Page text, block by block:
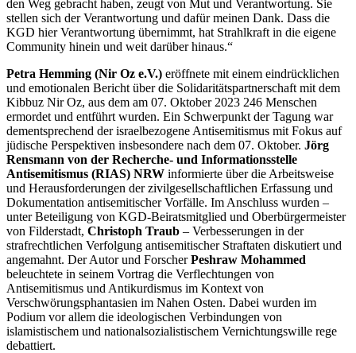
den Weg gebracht haben, zeugt von Mut und Verantwortung. Sie
stellen sich der Verantwortung und dafür meinen Dank. Dass die
KGD hier Verantwortung übernimmt, hat Strahlkraft in die eigene
Community hinein und weit darüber hinaus.“
Petra Hemming (Nir Oz e.V.) eröffnete mit einem eindrücklichen
und emotionalen Bericht über die Solidaritätspartnerschaft mit dem
Kibbuz Nir Oz, aus dem am 07. Oktober 2023 246 Menschen
ermordet und entführt wurden. Ein Schwerpunkt der Tagung war
dementsprechend der israelbezogene Antisemitismus mit Fokus auf
jüdische Perspektiven insbesondere nach dem 07. Oktober. Jörg
Rensmann von der Recherche- und Informationsstelle
Antisemitismus (RIAS) NRW informierte über die Arbeitsweise
und Herausforderungen der zivilgesellschaftlichen Erfassung und
Dokumentation antisemitischer Vorfälle. Im Anschluss wurden –
unter Beteiligung von KGD-Beiratsmitglied und Oberbürgermeister
von Filderstadt, Christoph Traub – Verbesserungen in der
strafrechtlichen Verfolgung antisemitischer Straftaten diskutiert und
angemahnt. Der Autor und ForscherPeshraw Mohammed
beleuchtete in seinem Vortrag die Verflechtungen von
Antisemitismus und Antikurdismus im Kontext von
Verschwörungsphantasien im Nahen Osten. Dabei wurden im
Podium vor allem die ideologischen Verbindungen von
islamistischem und nationalsozialistischem Vernichtungswille rege
debattiert.